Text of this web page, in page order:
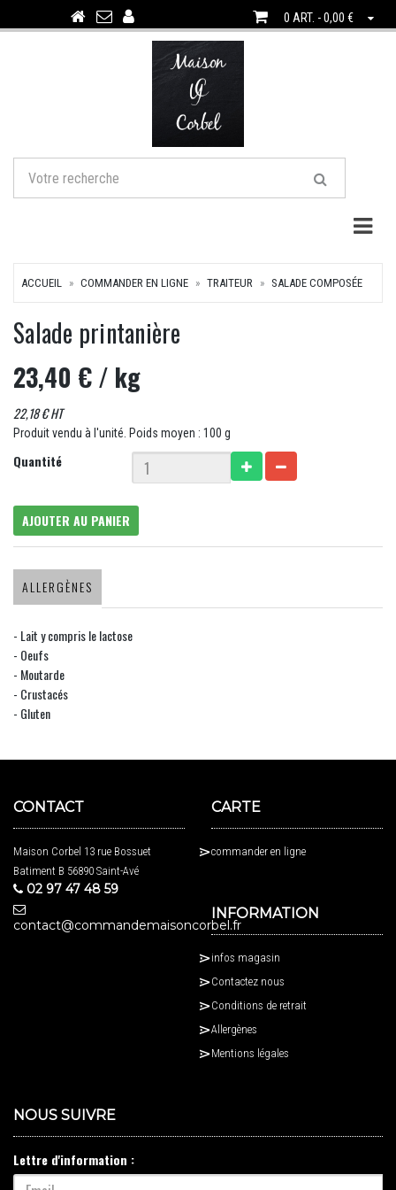
0 ART. - 0,00 €
ACCUEIL COMMANDER EN LIGNE TRAITEUR SALADE COMPOSÉE
Salade printanière
23,40 €/ kg
22,18 € HT
Produit vendu à l'unité. Poids moyen : 100 g
Quantité
AJOUTER AU PANIER
ALLERGÈNES
- Lait y compris le lactose
- Oeufs
- Moutarde
- Crustacés
- Gluten
CONTACT
Maison Corbel 13 rue Bossuet
Batiment B 56890 Saint-Avé
02 97 47 48 59
contact@commandemaisoncorbel.fr
CARTE
commander en ligne
INFORMATION
infos magasin
Contactez nous
Conditions de retrait
Allergènes
Mentions légales
NOUS SUIVRE
Lettre d'information :